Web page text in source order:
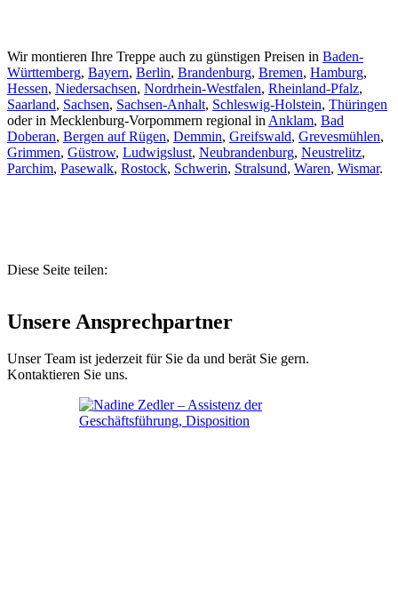
Wir montieren Ihre Treppe auch zu günstigen Preisen in Baden-
Württemberg, Bayern, Berlin, Brandenburg, Bremen, Hamburg,
Hessen, Niedersachsen, Nordrhein-Westfalen, Rheinland-Pfalz,
Saarland, Sachsen, Sachsen-Anhalt, Schleswig-Holstein, Thüringen
oder in Mecklenburg-Vorpommern regional in Anklam, Bad
Doberan, Bergen auf Rügen, Demmin, Greifswald, Grevesmühlen,
Grimmen, Güstrow, Ludwigslust, Neubrandenburg, Neustrelitz,
Parchim, Pasewalk, Rostock, Schwerin, Stralsund, Waren, Wismar.
Diese Seite teilen:
Unsere Ansprechpartner
Unser Team ist jederzeit für Sie da und berät Sie gern.
Kontaktieren Sie uns.